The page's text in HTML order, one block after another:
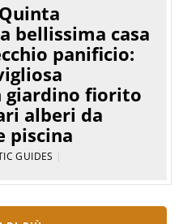
bellissima casa
panificio:
giardino fiorito
alberi da
piscina
GUIDES |